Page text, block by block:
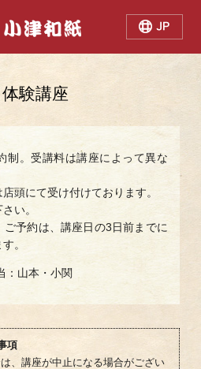
Japanese
English
Chinese
験講座
制。受講料は講座によって異な
頭にて受け付けております。
い。
予約は、講座日の3日前までに
。
山本・小関
項
、講座が中止になる場合がござい